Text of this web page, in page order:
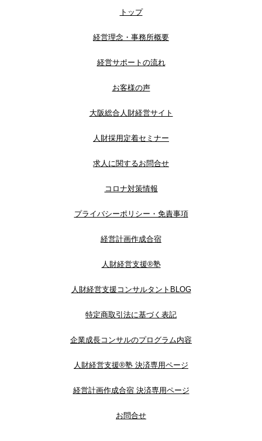
トップ
経営理念・事務所概要
経営サポートの流れ
お客様の声
大阪総合人財経営サイト
人財採用定着セミナー
求人に関するお問合せ
コロナ対策情報
プライバシーポリシー・免責事項
経営計画作成合宿
人財経営支援®︎塾
人財経営支援コンサルタントBLOG
特定商取引法に基づく表記
企業成長コンサルのプログラム内容
人財経営支援®︎塾 決済専用ページ
経営計画作成合宿 決済専用ページ
お問合せ